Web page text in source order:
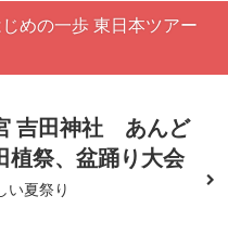
めの一歩 東日本ツアー
吉田神社 あんど
植祭、盆踊り大会
い夏祭り